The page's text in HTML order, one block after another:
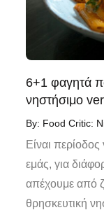
6+1 φαγητά
νηστήσιμο
By: Food Critic:
Είναι
εμάς, για
απέχουμε από
θρησκευτική